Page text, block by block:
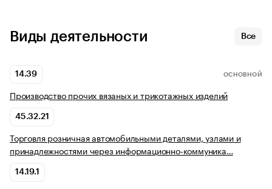
Виды деятельности Все
14.39 ОСНОВНОЙ
Производство прочих вязаных и трикотажных изделий
45.32.21
Торговля розничная автомобильными деталями, узлами и
принадлежностями через информационно-коммуника…
14.19.1